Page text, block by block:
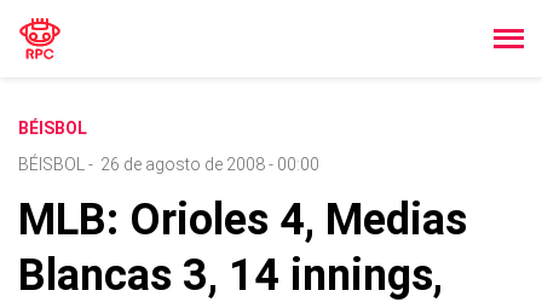
BÉISBOL
BÉISBOL
- 26 de agosto de 2008 - 00:00
MLB: Orioles 4, Medias
Blancas 3, 14 innings,